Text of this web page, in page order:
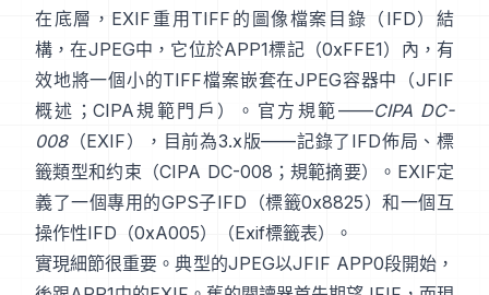
在底層，EXIF重用TIFF的圖像檔案目錄（IFD）結
構，在JPEG中，它位於APP1標記（0xFFE1）內，有
效地將一個小的TIFF檔案嵌套在JPEG容器中（JFIF
概述 ； CIPA規範門戶 ）。官方規範——CIPA DC-
008（EXIF），目前為3.x版——記錄了IFD佈局、標
籤類型和约束（CIPA DC-008 ； 規範摘要）。EXIF定
義了一個專用的GPS子IFD（標籤0x8825）和一個互
操作性IFD（0xA005）（Exif標籤表）。
實現細節很重要。典型的JPEG以JFIF APP0段開始，